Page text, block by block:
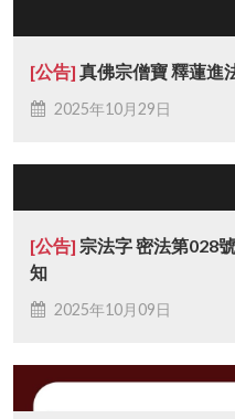
[公告] 真佛宗僧寶 釋蓮進
2025年10月29日
[公告] 宗法字 密法第028
知
2025年10月09日